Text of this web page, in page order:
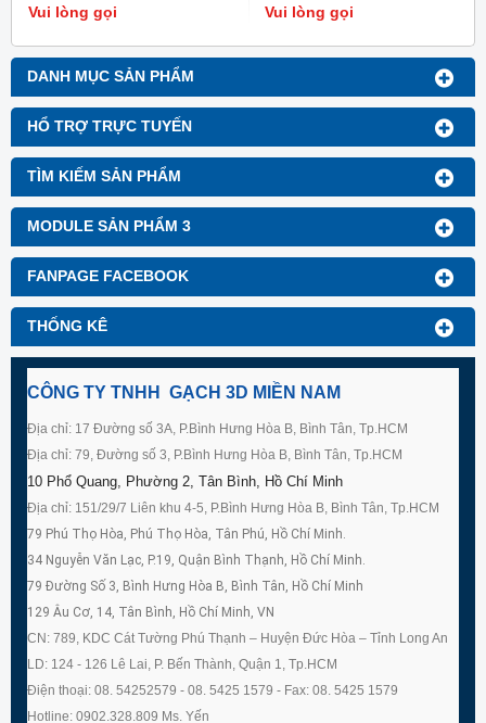
DANH MỤC SẢN PHẨM
HỔ TRỢ TRỰC TUYẾN
TÌM KIẾM SẢN PHẨM
MODULE SẢN PHẨM 3
FANPAGE FACEBOOK
THỐNG KÊ
Vui lòng gọi Vui lòng gọi
CÔNG TY TNHH GẠCH 3D MIỀN NAM
Địa chỉ: 17 Đường số 3A, P.Bình Hưng Hòa B, Bình Tân, Tp.HCM
Địa chỉ: 79, Đường số 3, P.Bình Hưng Hòa B, Bình Tân, Tp.HCM
10 Phổ Quang, Phường 2, Tân Bình, Hồ Chí Minh
Địa chỉ: 151/29/7 Liên khu 4-5, P.Bình Hưng Hòa B, Bình Tân, Tp.HCM
79 Phú Thọ Hòa, Phú Thọ Hòa, Tân Phú, Hồ Chí Minh.
34 Nguyễn Văn Lạc, P.19, Quận Bình Thạnh, Hồ Chí Minh.
79 Đường Số 3, Bình Hưng Hòa B, Bình Tân, Hồ Chí Minh
129 Âu Cơ, 14, Tân Bình, Hồ Chí Minh, VN
CN: 789, KDC Cát Tường Phú Thạnh – Huyện Đức Hòa – Tỉnh Long An
LD: 124 - 126 Lê Lai, P. Bến Thành, Quận 1, Tp.HCM
Điện thoại: 08. 54252579 - 08. 5425 1579 - Fax: 08. 5425 1579
Hotline: 0902.328.809 Ms. Yến